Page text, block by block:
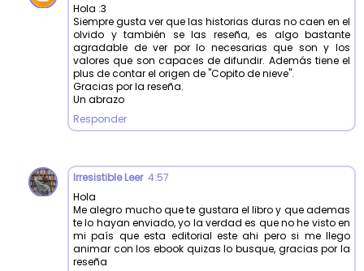
Hola :3
Siempre gusta ver que las historias duras no caen en el
olvido y también se las reseña, es algo bastante
agradable de ver por lo necesarias que son y los
valores que son capaces de difundir. Además tiene el
plus de contar el origen de "Copito de nieve".
Gracias por la reseña.
Un abrazo
Responder
Irresistible Leer 4:57
Hola
Me alegro mucho que te gustara el libro y que ademas
te lo hayan enviado, yo la verdad es que no he visto en
mi país que esta editorial este ahi pero si me llego
animar con los ebook quizas lo busque, gracias por la
reseña